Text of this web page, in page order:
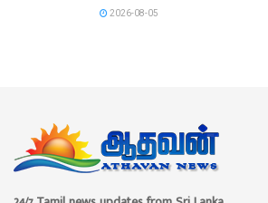
2026-08-05